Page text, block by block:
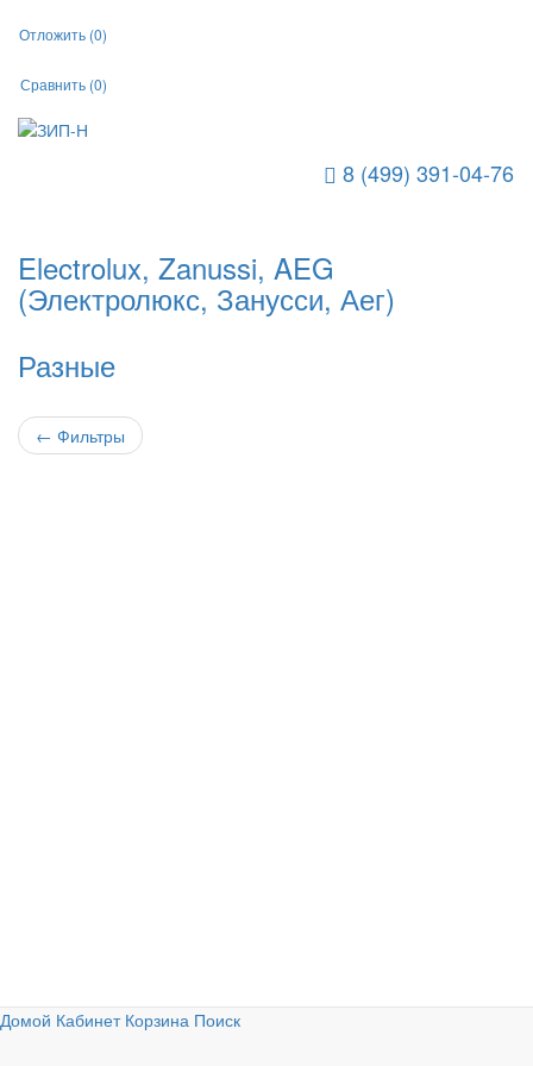
Отложить (0)
Сравнить (0)
8 (499) 391-04-76
Toggle Navigation
Electrolux, Zanussi, AEG
(Электролюкс, Занусси, Аег)
Разные
← Фильтры
Домой Кабинет Корзина Поиск